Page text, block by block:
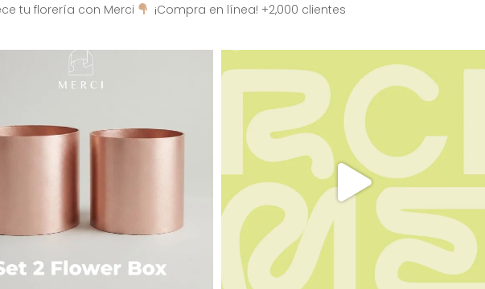
tu florería con Merci ¡Compra en línea! +2,000 clientes